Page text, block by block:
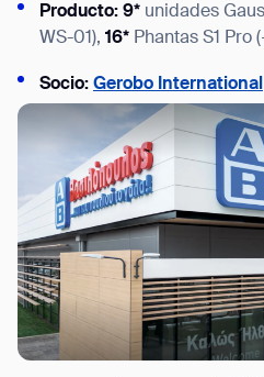
Producto: 9* unidades
WS-01), 16* Phantas S1 Pro
Socio: Gerobo International